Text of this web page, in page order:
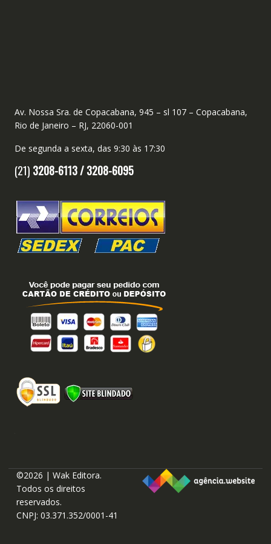
Av. Nossa Sra. de Copacabana, 945 – sl 107 – Copacabana,
Rio de Janeiro – RJ, 22060-001
De segunda a sexta, das 9:30 às 17:30
(21) 3208-6113 /3208-6095
©2026 | Wak Editora.
Todos os direitos
reservados.
CNPJ: 03.371.352/0001-41